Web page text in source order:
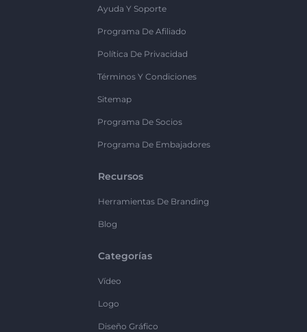
Ayuda Y Soporte
Programa De Afiliado
Política De Privacidad
Términos Y Condiciones
Sitemap
Programa De Socios
Programa De Embajadores
Recursos
Herramientas De Branding
Blog
Categorías
Vídeo
Logo
Diseño Gráfico